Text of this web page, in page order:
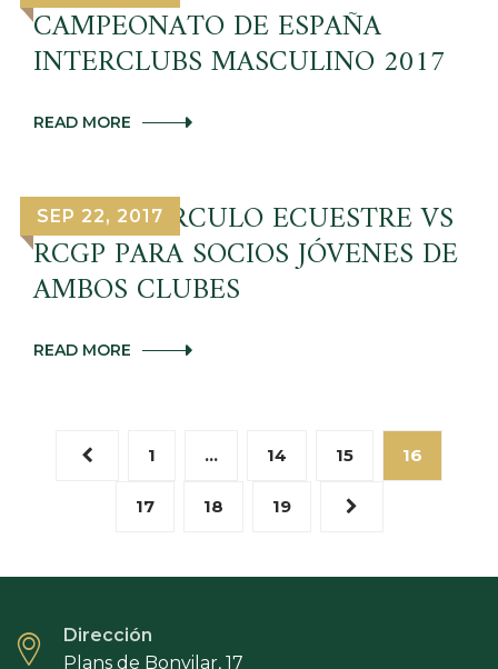
PUYOL
CAMPEONES
DOBLES
CATALUÑA
FEMENINO
CAMPEONATO DE ESPAÑA
INTERCLUBS MASCULINO 2017
READ MORE EL
GANA
EL
CAMPEONATO
DE
ESPAÑA
INTERCLUBS
SEP 22, 2017
MATCH CÍRCULO ECUESTRE VS
RCGP PARA SOCIOS JÓVENES DE
AMBOS CLUBES
READ MORE MATCH
PARA
DE
1 … 14 15 16
17 18 19
Dirección
Plans de Bonvilar, 17